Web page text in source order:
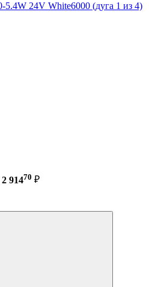
24V White6000 (дуга 1 из 4)
2 91470 ₽